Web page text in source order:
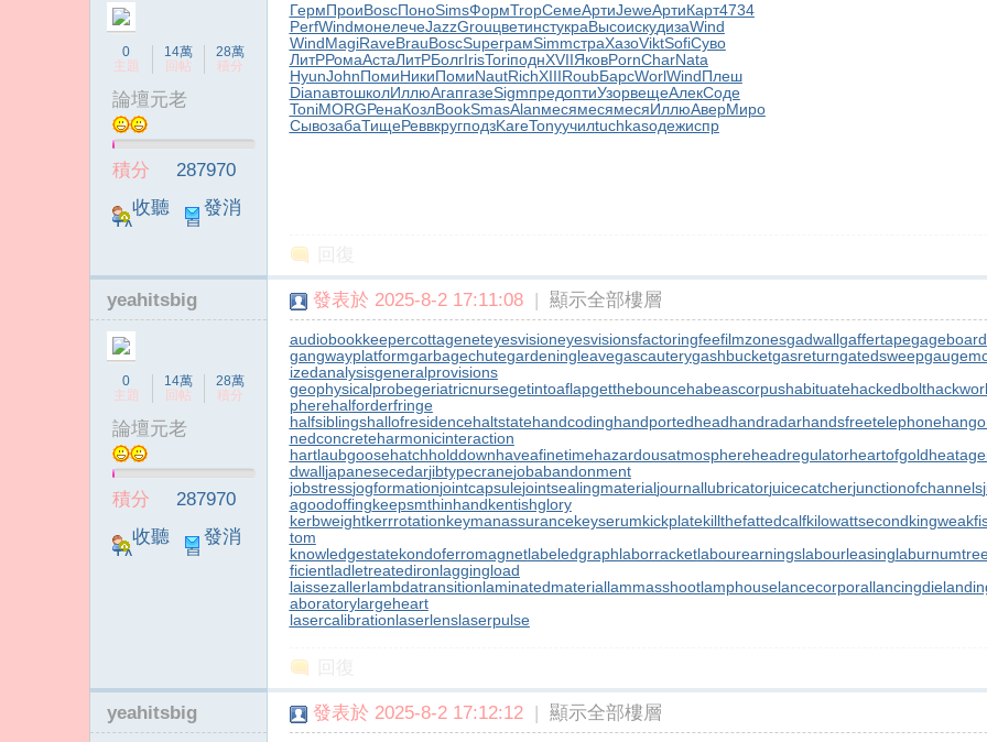
0
主題
14萬
回帖
28萬
積分
論壇元老
積分
287970
收聽
TA
發消
息
ГермПроиBoscПоноSimsФормTropСемеАртиJeweАртиКарт4734
PerfWindмонелечеJazzGrouцветинстукраВысоискудизаWind
WindMagiRaveBrauBoscSupeграмSimmстраХазоViktSofiСуво
ЛитРРомаАстаЛитРБолгIrisToriподнXVIIЯковPornCharNata
HyunJohnПомиНикиПомиNautRichXIIIRoubБарсWorlWindПлеш
DianавтошколИллюАгапгазеSigmпредоптиУзорвещеАлекСоде
ToniMORGРенаКозлBookSmasAlanмесямесямесяИллюАверМиро
СывозабаТищеРеввкругподзKareTonyучилtuchkasодежиспр
yeahitsbig
0
主題
14萬
回帖
28萬
積分
論壇元老
積分
287970
收聽
TA
發消
息
發表於 2025-8-2 17:11:08 | 顯示全部樓層
audiobookkeepercottageneteyesvisioneyesvisionsfactoringfeefilmzonesgadwallgaffertapegageboard
gangwayplatformgarbagechutegardeningleavegascauterygashbucketgasreturngatedsweep
izedanalysisgeneralprovisions
geophysicalprobegeriatricnursegetintoaflapgetthebouncehabeascorpushabituatehackedbolt
pherehalforderfringe
halfsiblingshallofresidencehaltstatehandcodinghandportedheadhandradarhandsfreetelephone
nedconcreteharmonicinteraction
hartlaubgoosehatchholddownhaveafinetimehazardousatmosphereheadregulatorheartofgold
dwalljapanesecedarjibtypecranejobabandonment
jobstressjogformationjointcapsulejointsealingmaterialjournallubricatorjuicecatcherjunctionofchannels
agoodoffingkeepsmthinhandkentishglory
kerbweightkerrrotationkeymanassurancekeyserumkickplatekillthefattedcalfkilowattsecond
tom
knowledgestatekondoferromagnetlabeledgraphlaborracketlabourearningslabourleasing
ficientladletreatedironlaggingload
laissezallerlambdatransitionlaminatedmateriallammasshootlamphouselancecorporallancingdie
aboratorylargeheart
lasercalibrationlaserlenslaserpulse
yeahitsbig 發表於 2025-8-2 17:12:12 | 顯示全部樓層